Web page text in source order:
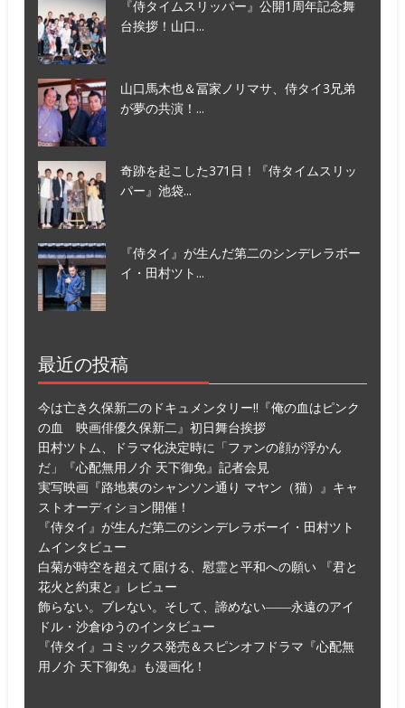
『侍タイムスリッパー』公開1周年記念舞
台挨拶！山口...
山口馬木也＆冨家ノリマサ、侍タイ3兄弟
が夢の共演！...
奇跡を起こした371日！『侍タイムスリッ
パー』池袋...
『侍タイ』が生んだ第二のシンデレラボー
イ・田村ツト...
最近の投稿
今は亡き久保新二のドキュメンタリー!!『俺の血はピンク
の血 映画俳優久保新二』初日舞台挨拶
田村ツトム、ドラマ化決定時に「ファンの顔が浮かん
だ」『心配無用ノ介 天下御免』記者会見
実写映画『路地裏のシャンソン通り マヤン（猫）』キャ
ストオーディション開催！
『侍タイ』が生んだ第二のシンデレラボーイ・田村ツト
ムインタビュー
白菊が時空を超えて届ける、慰霊と平和への願い 『君と
花火と約束と』レビュー
飾らない。ブレない。そして、諦めない――永遠のアイ
ドル・沙倉ゆうのインタビュー
『侍タイ』コミックス発売＆スピンオフドラマ『心配無
用ノ介 天下御免』も漫画化！